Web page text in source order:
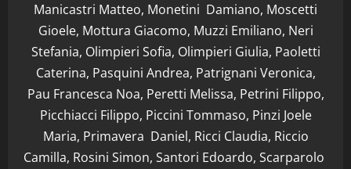
Manicastri Matteo, Monetini Damiano, Moscetti
Gioele, Mottura Giacomo, Muzzi Emiliano, Neri
Stefania, Olimpieri Sofia, Olimpieri Giulia, Paoletti
Caterina, Pasquini Andrea, Patrignani Veronica,
Pau Francesca Noa, Peretti Melissa, Petrini Filippo,
Picchiacci Filippo, Piccini Tommaso, Pinzi Joele
Maria, Primavera Daniel, Ricci Claudia, Riccio
Camilla, Rosini Simon, Santori Edoardo, Scarparolo